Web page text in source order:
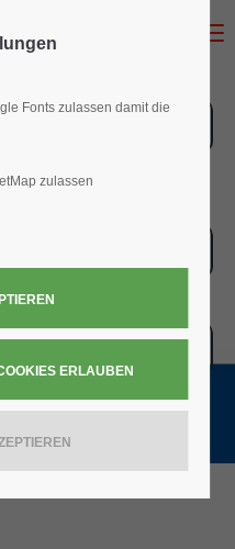
Fonts zulassen damit die
zulassen